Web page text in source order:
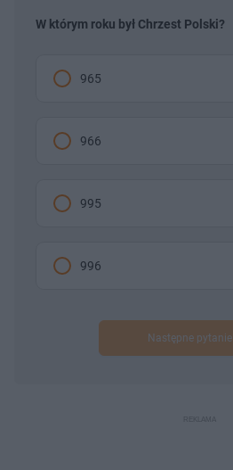
W którym roku był Chrzest Polski?
965
966
995
996
Następne pytanie